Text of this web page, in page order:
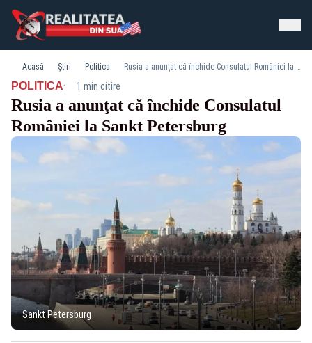
Acasă Știri Politica Rusia a anunţat că închide Consulatul României la Sankt Petersburg
POLITICA· 1 min citire
Rusia a anunţat că închide Consulatul
României la Sankt Petersburg
Sankt Petersburg